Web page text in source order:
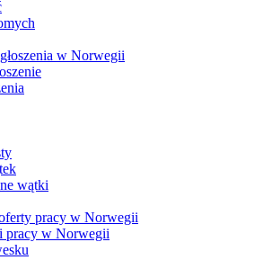
w Norwegii
wątki
pracy w Norwegii
pracy w Norwegii